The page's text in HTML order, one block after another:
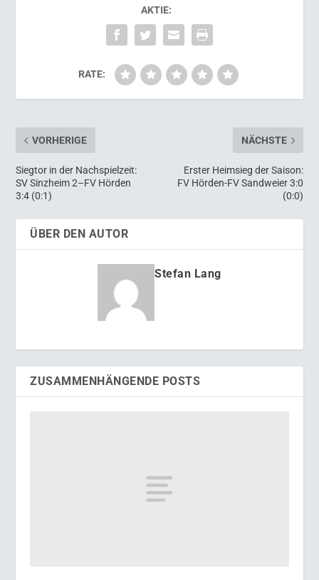
AKTIE:
RATE:
VORHERIGE
Siegtor in der Nachspielzeit:
SV Sinzheim 2–FV Hörden
3:4 (0:1)
NÄCHSTE
Erster Heimsieg der Saison:
FV Hörden-FV Sandweier 3:0
(0:0)
ÜBER DEN AUTOR
Stefan Lang
ZUSAMMENHÄNGENDE POSTS